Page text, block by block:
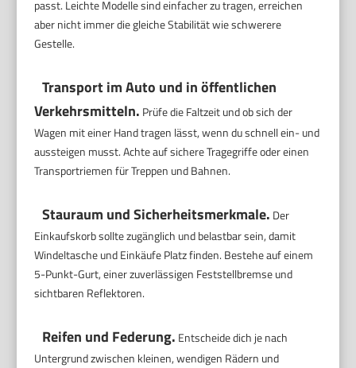
passt. Leichte Modelle sind einfacher zu tragen, erreichen
aber nicht immer die gleiche Stabilität wie schwerere
Gestelle.
Transport im Auto und in öffentlichen
Verkehrsmitteln. Prüfe die Faltzeit und ob sich der
Wagen mit einer Hand tragen lässt, wenn du schnell ein- und
aussteigen musst. Achte auf sichere Tragegriffe oder einen
Transportriemen für Treppen und Bahnen.
Stauraum und Sicherheitsmerkmale. Der
Einkaufskorb sollte zugänglich und belastbar sein, damit
Windeltasche und Einkäufe Platz finden. Bestehe auf einem
5-Punkt-Gurt, einer zuverlässigen Feststellbremse und
sichtbaren Reflektoren.
Reifen und Federung. Entscheide dich je nach
Untergrund zwischen kleinen, wendigen Rädern und